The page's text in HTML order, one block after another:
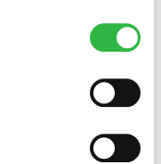
della
zona